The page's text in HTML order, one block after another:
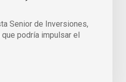
Senior de Inversiones,
podría impulsar el